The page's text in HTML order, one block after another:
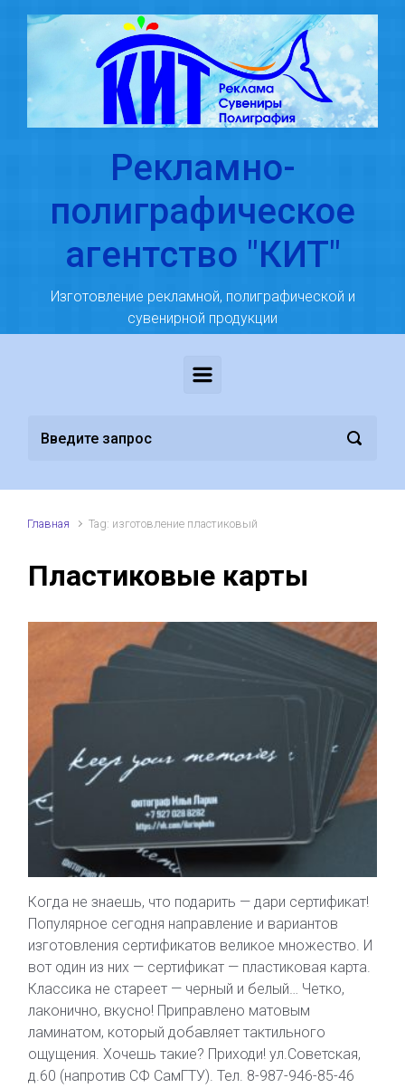
Skip to main content
Рекламно-
полиграфическое
агентство "КИТ"
Изготовление рекламной, полиграфической и
сувенирной продукции
Главная Tag: изготовление пластиковый
Пластиковые карты
Когда не знаешь, что подарить — дари сертификат!
Популярное сегодня направление и вариантов
изготовления сертификатов великое множество. И
вот один из них — сертификат — пластиковая карта.
Классика не стареет — черный и белый… Четко,
лаконично, вкусно! Приправлено матовым
ламинатом, который добавляет тактильного
ощущения. Хочешь такие? Приходи! ул.Советская,
д.60 (напротив СФ СамГТУ). Тел. 8-987-946-85-46